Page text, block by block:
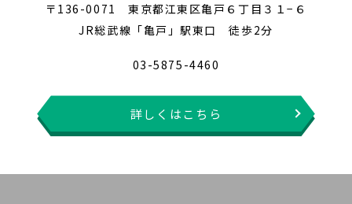
〒136-0071 東京都江東区亀戸６丁目３１−６
JR総武線「亀戸」駅東口 徒歩2分
03-5875-4460
詳しくはこちら